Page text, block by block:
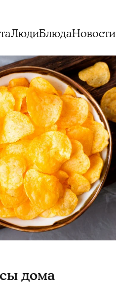
ЛюдиБлюдаНовости
дома